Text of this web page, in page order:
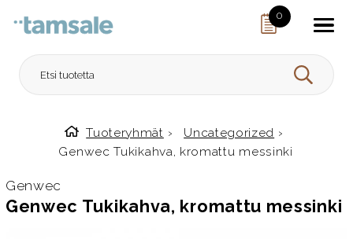
0
HAE
Etusivulle
Tuoteryhmät › Uncategorized ›
Genwec Tukikahva, kromattu messinki
Genwec
Genwec Tukikahva, kromattu messinki